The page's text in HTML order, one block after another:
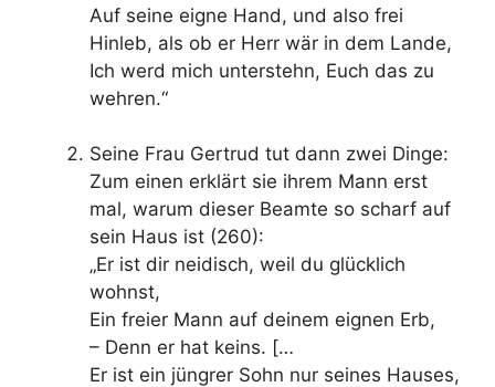
Auf seine eigne Hand, und also frei
Hinleb, als ob er Herr wär in dem Lande,
Ich werd mich unterstehn, Euch das zu
wehren.“
Seine Frau Gertrud tut dann zwei Dinge:
Zum einen erklärt sie ihrem Mann erst
mal, warum dieser Beamte so scharf auf
sein Haus ist (260):
„Er ist dir neidisch, weil du glücklich
wohnst,
Ein freier Mann auf deinem eignen Erb,
– Denn er hat keins. […
Er ist ein jüngrer Sohn nur seines Hauses,